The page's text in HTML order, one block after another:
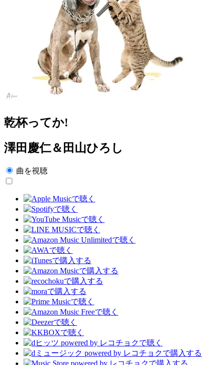
乾杯ってか!
澤田慶仁＆田山ひろし
曲を視聴